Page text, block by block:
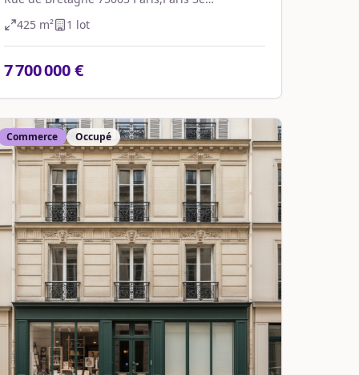
Arrondissement
425 m² 1 lot
7 700 000 €
Commerce Occupé